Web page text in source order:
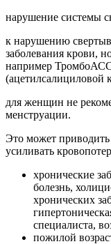
нарушение системы
к нарушению
заболевания крови,
например
(ацетилсалициловой
для женщин не
менструации.
Это может
усиливать
хронические
болезнь,
хронических
специалиста,
пожилой